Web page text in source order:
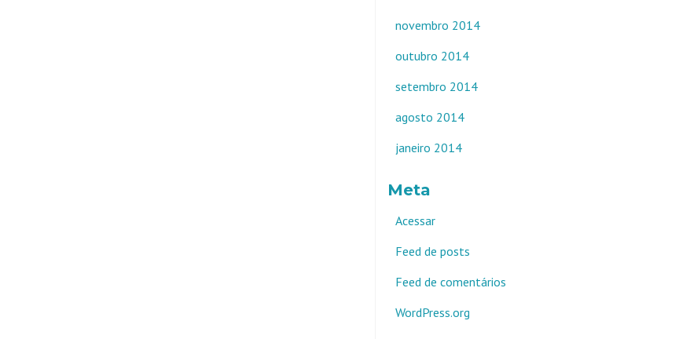
novembro 2014
outubro 2014
setembro 2014
agosto 2014
janeiro 2014
Meta
Acessar
Feed de posts
Feed de comentários
WordPress.org